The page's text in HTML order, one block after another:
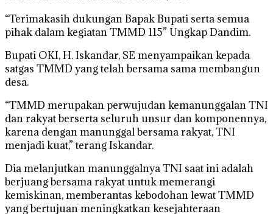
“Terimakasih dukungan Bapak Bupati serta semua
pihak dalam kegiatan TMMD 115” Ungkap Dandim.
Bupati OKI, H. Iskandar, SE menyampaikan kepada
satgas TMMD yang telah bersama sama membangun
desa.
“TMMD merupakan perwujudan kemanunggalan TNI
dan rakyat berserta seluruh unsur dan komponennya,
karena dengan manunggal bersama rakyat, TNI
menjadi kuat,” terang Iskandar.
Dia melanjutkan manunggalnya TNI saat ini adalah
berjuang bersama rakyat untuk memerangi
kemiskinan, memberantas kebodohan lewat TMMD
yang bertujuan meningkatkan kesejahteraan